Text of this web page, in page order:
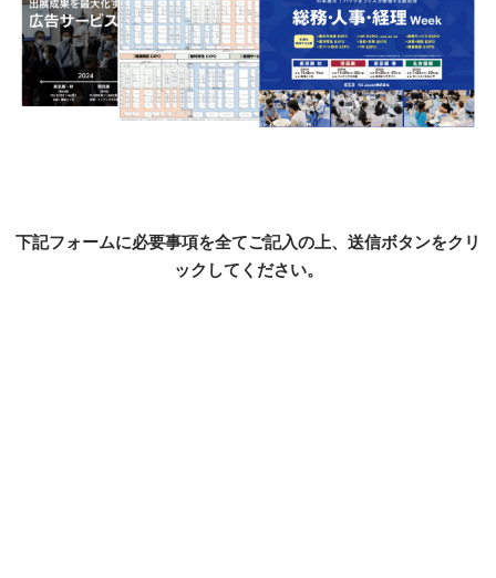
下記フォームに必要事項を全てご記入の上、送信ボタンをクリ
ックしてください。